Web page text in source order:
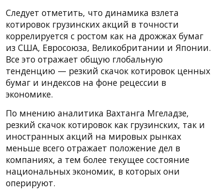
Следует отметить, что динамика взлета
котировок грузинских акций в точности
коррелируется с ростом как на дрожжах бумаг
из США, Евросоюза, Великобритании и Японии.
Все это отражает общую глобальную
тенденцию — резкий скачок котировок ценных
бумаг и индексов на фоне рецессии в
экономике.
По мнению аналитика Вахтанга Мгеладзе,
резкий скачок котировок как грузинских, так и
иностранных акций на мировых рынках
меньше всего отражает положение дел в
компаниях, а тем более текущее состояние
национальных экономик, в которых они
оперируют.